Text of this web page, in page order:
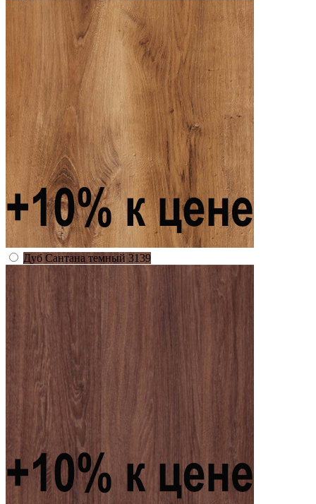
Дуб Сантана темный 3139